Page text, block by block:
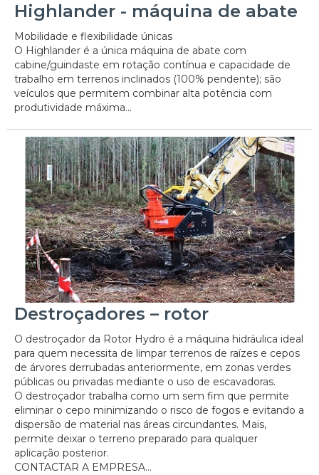
Highlander - máquina de abate
Mobilidade e flexibilidade únicas
O Highlander é a única máquina de abate com
cabine/guindaste em rotação contínua e capacidade de
trabalho em terrenos inclinados (100% pendente); são
veículos que permitem combinar alta potência com
produtividade máxima...
Destroçadores – rotor
O destroçador da Rotor Hydro é a máquina hidráulica ideal
para quem necessita de limpar terrenos de raízes e cepos
de árvores derrubadas anteriormente, em zonas verdes
públicas ou privadas mediante o uso de escavadoras.
O destroçador trabalha como um sem fim que permite
eliminar o cepo minimizando o risco de fogos e evitando a
dispersão de material nas áreas circundantes. Mais,
permite deixar o terreno preparado para qualquer
aplicação posterior.
CONTACTAR A EMPRESA...